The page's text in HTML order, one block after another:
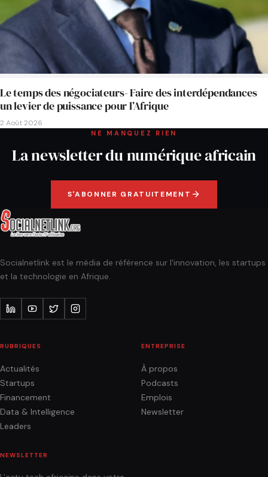
Le temps des négociateurs- Faire des interdépendances
un levier de puissance pour l’Afrique
2 Août 2026
NE MANQUEZ RIEN
La newsletter du numérique africain
S'ABONNER GRATUITEMENT
Socialnetlink est le média de référence sur l'innovation, les startups
et la technologie en Afrique.
RUBRIQUES
Actualités
Startups
Financement
Data & Intelligence
Leaders
ENTREPRISE
À propos
Podcasts
Emplois
Newsletter
NEWSLETTER